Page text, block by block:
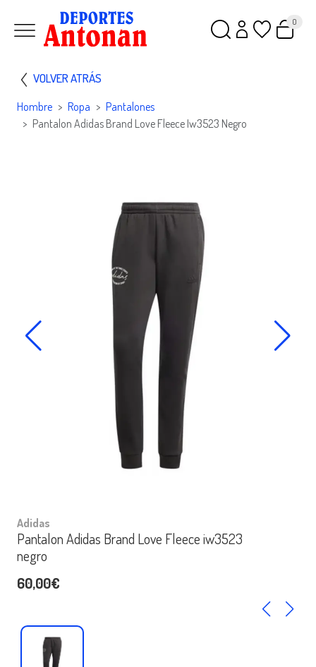
0
VOLVER ATRÁS
Hombre Ropa
Pantalones
Pantalon Adidas Brand Love Fleece Iw3523 Negro
Adidas
Pantalon Adidas Brand Love Fleece iw3523
negro
60,00€